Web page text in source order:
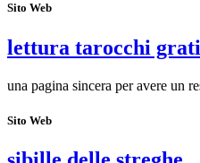
Sito Web
lettura tarocchi
una pagina sincera per avere un
Sito Web